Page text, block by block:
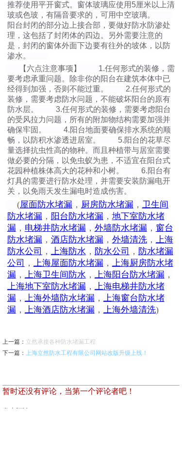
推荐使用平开窗式。窗体玻璃应使用5厘米以上清
玻或色玻，有隔音要求的，可用中空玻璃。
阳台封闭的部分边上接合部，要做好防水防渗处
理，这包括了封闭体的四边。另外需要注意的
是，封闭的窗体外面下边要有往外的坡体，以防
渗水。
【六点注意事项】 1.任何形式的装修，需
要考虑承重问题。除非你的阳台在建筑本体中已
经得到加强，否则不能过重。 2.任何形式的
装修，需要考虑防水问题，不能破坏阳台的原有
防水层。 3.任何形式的装修，需要考虑阳台
的受风拉力问题，所有的附加物结构需要加强并
确保牢固。 4.阳台地面要确保排水系统的顺
畅，以防积水渗透进居室。 5.阳台的花草尽
量选择抗虫性高的物种。而且种植带与居室需要
做必要的分隔，以免虫蚁为患，不适宜在阳台式
花园种植株体高大的花种和小树。 6.阳台有
灯具的需要进行防水处理，并需要安装防漏电开
关，以免雨天发生漏电时造成伤害。
(屋面 防水堵漏 ， 厨房防水堵漏 ， 卫生间
防水堵漏 ， 阳台防水堵漏 ， 地下室防水堵
漏 ， 电梯井防水堵漏 ， 外墙防水堵漏 ， 窗台
防水堵漏 ， 酒店防水堵漏 ， 外墙清洗， 上海
防水公司
， 上海防水 ， 防水公司 ， 防水堵漏
公司
， 上海屋面防水堵漏 ， 上海厨房防水堵
漏 ， 上海卫生间防水 ， 上海阳台防水堵漏 ，
上海地下室防水堵漏 ， 上海电梯井防水堵
漏 ， 上海外墙防水堵漏 ， 上海窗台防水堵
漏 ， 上海酒店防水堵漏 ， 上海外墙清洗)
上一篇： 立然承接各种防水堵漏工程
下一篇： 上海立然防水工程有限公司网站改版升级上线！
暂时还没有评论，当第一个评论者吧！
发表评论